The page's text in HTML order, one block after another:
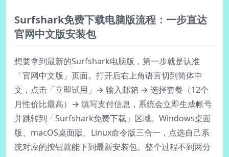
Surfshark免费下载电脑版流程：一步直达
官网中文版安装包
想要拿到最新的Surfshark电脑版，第一步就是认准
「官网中文版」页面。打开后右上角语言切到简体中
文，点击「立即试用」→ 输入邮箱 → 选择套餐（12个
月性价比最高）→ 填写支付信息，系统会立即生成帐号
并跳转到「Surfshark免费下载」区域。Windows桌面
版、macOS桌面版、Linux命令版三合一，点选自己系
统对应的按钮就能下到最新安装包。整个过程不到两分